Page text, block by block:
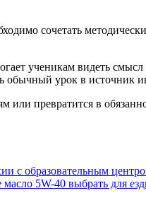
сочетать
ученикам видеть
урок в источник
превратится в
с образовательным
масло 5W-40 выбрать для